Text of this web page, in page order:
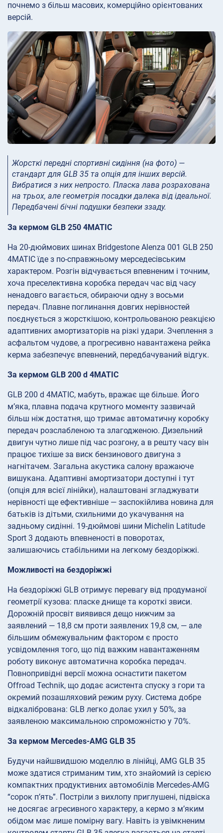
почнемо з більш масових, комерційно орієнтованих
версій.
Жорсткі передні спортивні сидіння (на фото) —
стандарт для GLB 35 та опція для інших версій.
Вибратися з них непросто. Пласка лава розрахована
на трьох, але геометрія посадки далека від ідеальної.
Передбачені бічні подушки безпеки ззаду.
За кермом GLB 250 4MATIC
На 20-дюймових шинах Bridgestone Alenza 001 GLB 250
4MATIC їде з по-справжньому мерседесівським
характером. Розгін відчувається впевненим і точним,
хоча преселективна коробка передач час від часу
ненадовго вагається, обираючи одну з восьми
передач. Плавне поглинання довгих нерівностей
поєднується з жорсткішою, контрольованою реакцією
адаптивних амортизаторів на різкі удари. Зчеплення з
асфальтом чудове, а прогресивно навантажена рейка
керма забезпечує впевнений, передбачуваний відгук.
За кермом GLB 200 d 4MATIC
GLB 200 d 4MATIC, мабуть, вражає ще більше. Його
м’яка, плавна подача крутного моменту зазвичай
більш ніж достатня, що тримає автоматичну коробку
передач розслабленою та злагодженою. Дизельний
двигун чутно лише під час розгону, а в решту часу він
працює тихіше за виск бензинового двигуна з
нагнітачем. Загальна акустика салону вражаюче
вишукана. Адаптивні амортизатори доступні і тут
(опція для всієї лінійки), налаштовані згладжувати
нерівності ще ефективніше — заспокійлива новина для
батьків із дітьми, схильними до укачування на
задньому сидінні. 19-дюймові шини Michelin Latitude
Sport 3 додають впевненості в поворотах,
залишаючись стабільними на легкому бездоріжжі.
Можливості на бездоріжжі
На бездоріжжі GLB отримує перевагу від продуманої
геометрії кузова: пласке днище та короткі звиси.
Дорожній просвіт виявився дещо нижчим за
заявлений — 18,8 см проти заявлених 19,8 см, — але
більшим обмежувальним фактором є просто
усвідомлення того, що під важким навантаженням
роботу виконує автоматична коробка передач.
Повнопривідні версії можна оснастити пакетом
Offroad Technik, що додає асистента спуску з гори та
окремий позашляховий режим руху. Система добре
відкалібрована: GLB легко долає ухил у 50%, за
заявленою максимальною спроможністю у 70%.
За кермом Mercedes-AMG GLB 35
Будучи найшвидшою моделлю в лінійці, AMG GLB 35
може здатися стриманим тим, хто знайомий із серією
компактних продуктивних автомобілів Mercedes-AMG
“сорок п’ять”. Постріли з вихлопу приглушені, підвіска
не досягає агресивного характеру, а кермо з м’яким
обідом має лише помірну вагу. Навіть із увімкненим